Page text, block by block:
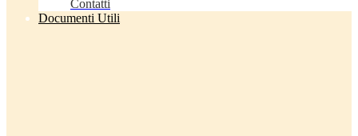
Contatti
Documenti Utili